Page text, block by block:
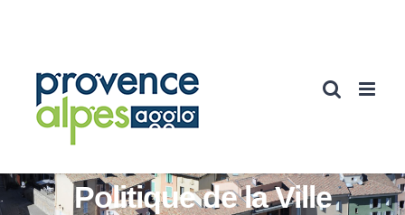
Politique de la Ville